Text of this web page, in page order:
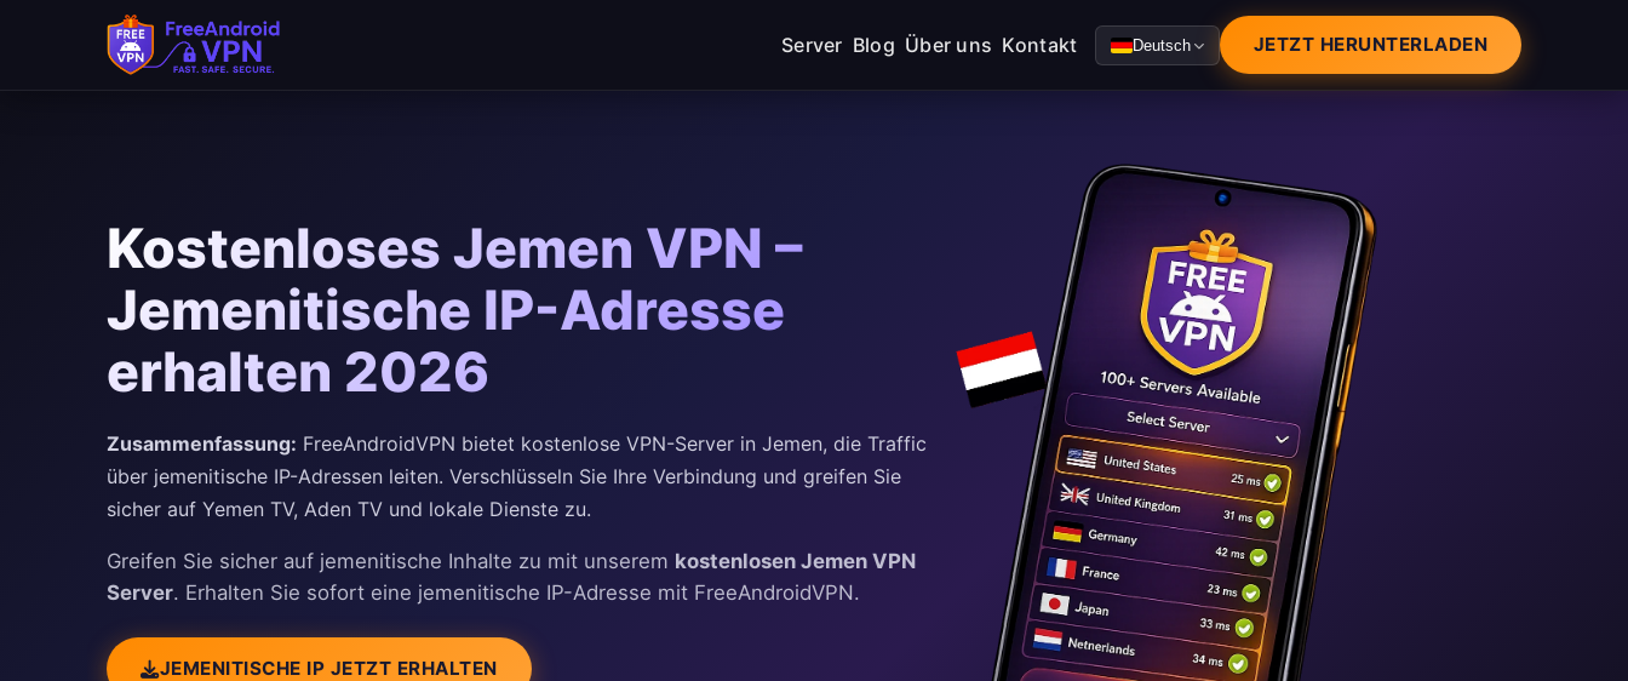
Server Blog Über uns Kontakt Deutsch JETZT HERUNTERLADEN
Kostenloses Jemen VPN –
Jemenitische IP-Adresse
erhalten 2026
Zusammenfassung: FreeAndroidVPN bietet kostenlose VPN-Server in Jemen, die Traffic
über jemenitische IP-Adressen leiten. Verschlüsseln Sie Ihre Verbindung und greifen Sie
sicher auf Yemen TV, Aden TV und lokale Dienste zu.
Greifen Sie sicher auf jemenitische Inhalte zu mit unserem kostenlosen Jemen VPN
Server. Erhalten Sie sofort eine jemenitische IP-Adresse mit FreeAndroidVPN.
JEMENITISCHE IP JETZT ERHALTEN